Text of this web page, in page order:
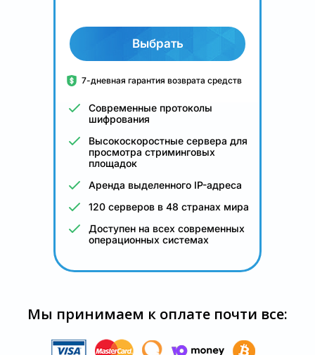
Выбрать
7-дневная гарантия возврата средств
Современные протоколы
шифрования
Высокоскоростные сервера для
просмотра стриминговых
площадок
Аренда выделенного IP-адреса
120 серверов в 48 странах мира
Доступен на всех современных
операционных системах
Мы принимаем к оплате почти все: